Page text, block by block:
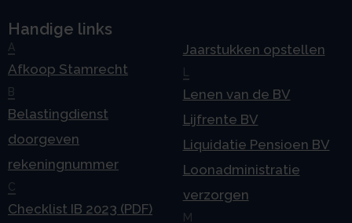
Handige links
A
Afkoop Stamrecht
B
Belastingdienst
doorgeven
rekeningnummer
C
Checklist IB 2023 (PDF)
Jaarstukken opstellen
L
Lenen van de BV
Lijfrente BV
Liquidatie Pensioen BV
Loonadministratie
verzorgen
M